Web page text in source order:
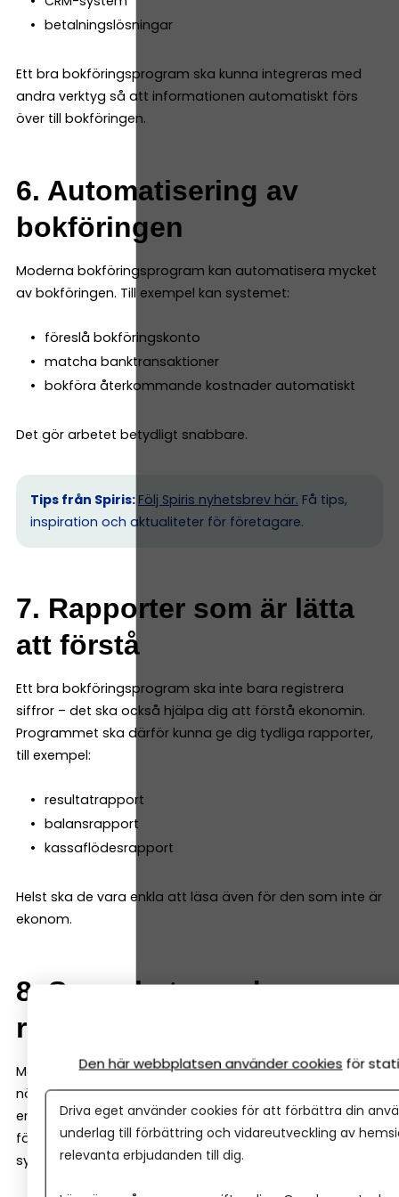
betalningslösningar
Ett bra bokföringsprogram ska kunna integreras med
andra verktyg så att informationen automatiskt förs
över till bokföringen.
6. Automatisering av
bokföringen
Moderna bokföringsprogram kan automatisera mycket
av bokföringen. Till exempel kan systemet:
föreslå bokföringskonto
matcha banktransaktioner
bokföra återkommande kostnader automatiskt
Det gör arbetet betydligt snabbare.
Tips från Spiris: Följ Spiris nyhetsbrev här. Få tips,
inspiration och aktualiteter för företagare.
7. Rapporter som är lätta
att förstå
Ett bra bokföringsprogram ska inte bara registrera
siffror – det ska också hjälpa dig att förstå ekonomin.
Programmet ska därför kunna ge dig tydliga rapporter,
till exempel:
resultatrapport
balansrapport
kassaflödesrapport
Helst ska de vara enkla att läsa även för den som inte är
ekonom.
8. Samarbete med
redovisningskonsult
Många företag väljer att anlita en redovisningskonsult
när de växer. Då är det viktigt att programmet gör det
enkelt att dela bokföringen. Många system låter både
företagaren och redovisningskonsulten arbeta i samma
system samtidigt.
Den här webbplatsen använder cookies för
Driva eget använder cookies för att förbättra din
underlag till förbättring och vidareutveckling av
relevanta erbjudanden till dig.